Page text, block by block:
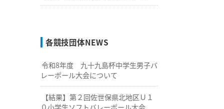
各競技団体NEWS
令和8年度 九十九島杯中学生男子バ
レーボール大会について
【結果】第２回佐世保県北地区Ｕ１